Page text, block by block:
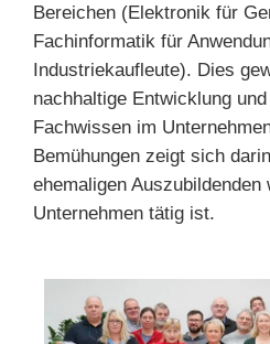
Bereichen (Elektronik für
Fachinformatik für
Industriekaufleute). Dies
nachhaltige Entwicklung
Fachwissen im
Bemühungen zeigt sich
ehemaligen
Unternehmen tätig ist.